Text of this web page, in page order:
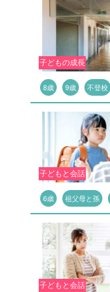
子どもの成長
8歳 9歳 不登校
子どもと会話
6歳 祖父母と孫
子どもと会話